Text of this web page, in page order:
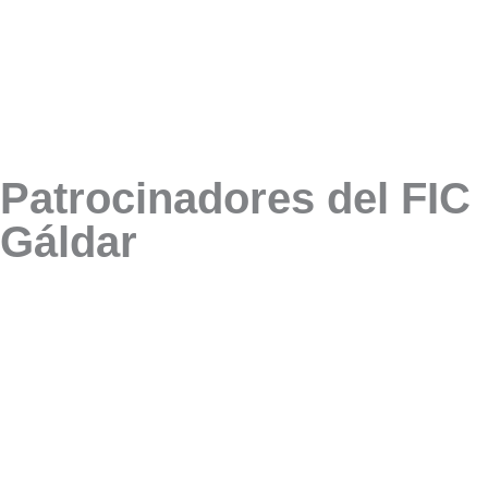
Patrocinadores del FIC
Gáldar